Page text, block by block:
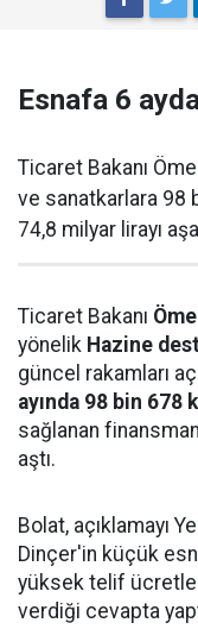
Esnafa 6
Ticaret Bakanı
ve sanatkarlara 98
74,8 milyar lirayı
Ticaret Bakanı
yönelik Hazine
güncel rakamları
ayında 98 bin 678
sağlanan
aştı.
Bolat, açıklamayı
Dinçer'in küçük
yüksek telif
verdiği cevapta